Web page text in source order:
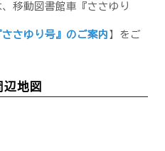
移動図書館車『ささゆり
さゆり号』のご案内 】をご
地図